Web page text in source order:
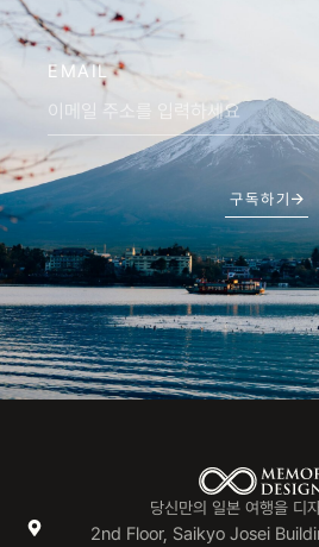
EMAIL
구독하기
당신만의 일본 여행을 디
2nd Floor, Saikyo Josei